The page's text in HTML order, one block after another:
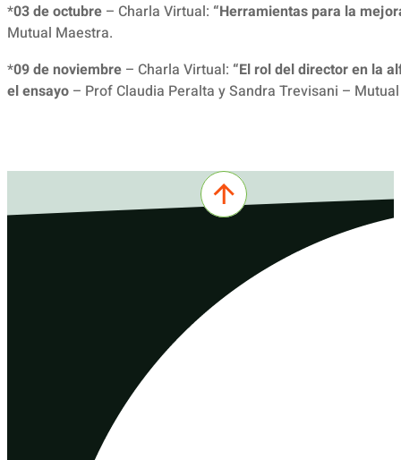
*03 de octubre – Charla Virtual: “Herramientas para la
Mutual Maestra.
*09 de noviembre – Charla Virtual: “El rol del director en la
el ensayo – Prof Claudia Peralta y Sandra Trevisani –